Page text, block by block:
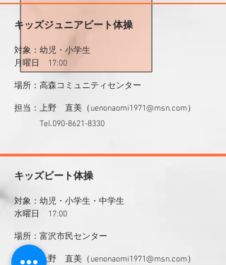
キッズジュニアビート体操
対象：幼児・小学生
月曜日 17:00
場所：高森コミュニティセンター
担当：上野 直美（ uenonaomi1971@msn.com）
​ Tel.090-8621-8330
キッズビート体操
対象：幼児・小学生・中学生
水曜日 17:00
場所：富沢市民センター
担当：上野 直美（ uenonaomi1971@msn.com）